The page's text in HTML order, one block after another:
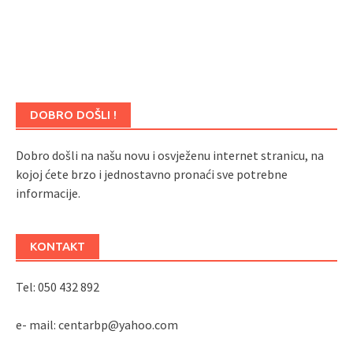
DOBRO DOŠLI !
Dobro došli na našu novu i osvježenu internet stranicu, na
kojoj ćete brzo i jednostavno pronaći sve potrebne
informacije.
KONTAKT
Tel: 050 432 892
e- mail: centarbp@yahoo.com